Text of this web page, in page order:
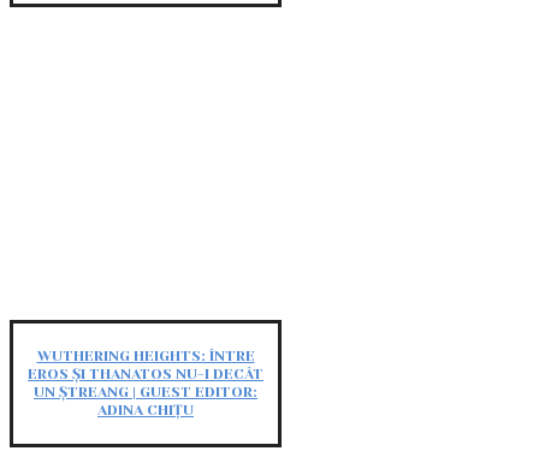
WUTHERING HEIGHTS: ÎNTRE
EROS ȘI THANATOS NU-I DECÂT
UN ȘTREANG | GUEST EDITOR:
ADINA CHIȚU